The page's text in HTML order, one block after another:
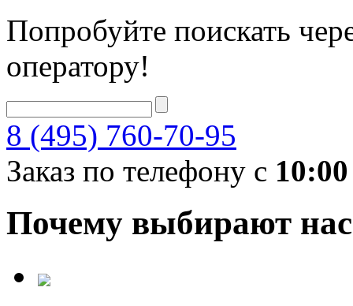
Попробуйте поискать
оператору!
8 (495) 760-70-95
Заказ по телефону с 10:00
Почему выбирают нас